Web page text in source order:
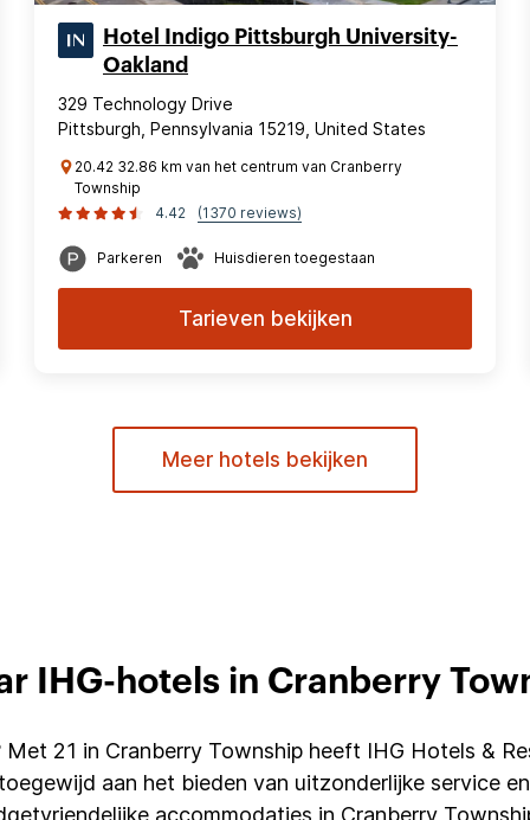
Hotel Indigo Pittsburgh University-
Oakland
329 Technology Drive
Pittsburgh, Pennsylvania 15219, United States
20.42 32.86 km van het centrum van Cranberry
Township
4.42
(1370 reviews)
Parkeren Huisdieren toegestaan
Tarieven bekijken
Meer hotels bekijken
IHG-hotels in Cranberry
21 in Cranberry Township heeft IHG Hotels &
aan het bieden van uitzonderlijke service
accommodaties in Cranberry